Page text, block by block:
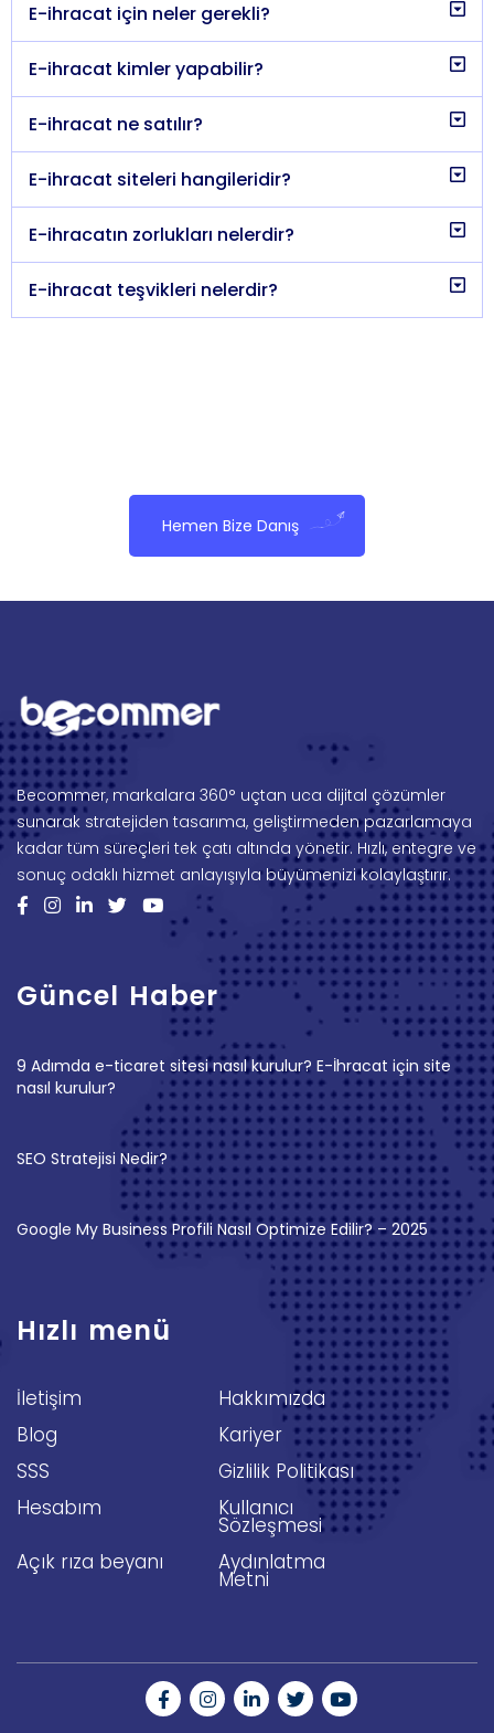
E-ihracat için neler gerekli?
E-ihracat kimler yapabilir?
E-ihracat ne satılır?
E-ihracat siteleri hangileridir?
E-ihracatın zorlukları nelerdir?
E-ihracat teşvikleri nelerdir?
Hemen Bize Danış
Becommer, markalara 360° uçtan uca dijital çözümler
sunarak stratejiden tasarıma, geliştirmeden pazarlamaya
kadar tüm süreçleri tek çatı altında yönetir. Hızlı, entegre ve
sonuç odaklı hizmet anlayışıyla büyümenizi kolaylaştırır.
Güncel Haber
9 Adımda e-ticaret sitesi nasıl kurulur? E-İhracat için site
nasıl kurulur?
SEO Stratejisi Nedir?
Google My Business Profili Nasıl Optimize Edilir? – 2025
Hızlı menü
İletişim
Hakkımızda
Blog
Kariyer
SSS
Gizlilik Politikası
Hesabım
Kullanıcı
Sözleşmesi
Açık rıza beyanı
Aydınlatma
Metni